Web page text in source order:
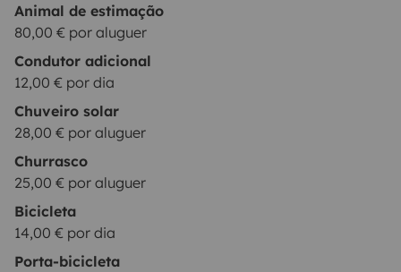
Animal de estimação
80,00 € por aluguer
Condutor adicional
12,00 € por dia
Chuveiro solar
28,00 € por aluguer
Churrasco
25,00 € por aluguer
Bicicleta
14,00 € por dia
Porta-bicicleta